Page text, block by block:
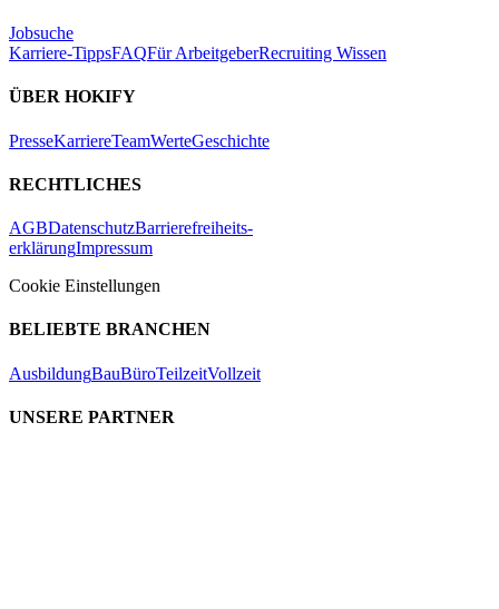
Jobsuche
Karriere-TippsFAQFür ArbeitgeberRecruiting Wissen
ÜBER HOKIFY
PresseKarriereTeamWerteGeschichte
RECHTLICHES
AGBDatenschutzBarrierefreiheits-
erklärungImpressum
Cookie Einstellungen
BELIEBTE BRANCHEN
AusbildungBauBüroTeilzeitVollzeit
UNSERE PARTNER